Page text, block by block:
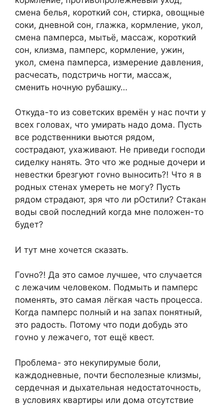
смена белья, короткий сон, стирка, овощные
соки, дневной сон, глажка, кормление, укол,
смена памперса, мытьё, массаж, короткий
сон, клизма, памперс, кормление, ужин,
укол, смена памперса, измерение давления,
расчесать, подстричь ногти, массаж,
сменить ночную рубашку…
Откуда-то из советских времён у нас почти у
всех головах, что умирать надо дома. Пусть
все родственники вьются рядом,
сострадают, ухаживают. Не приведи господи
сиделку нанять. Это что же родные дочери и
невестки брезгуют гоvно выносить?! Что я в
родных стенах умереть не могу? Пусть
рядом страдают, зря что ли рОстили? Стакан
воды свой последний когда мне положен-то
будет?
И тут мне хочется сказать.
Гоvно?! Да это самое лучшее, что случается
с лежачим человеком. Подмыть и памперс
поменять, это самая лёгкая часть процесса.
Когда памперс полный и на запах понятный,
это радость. Потому что поди добудь это
гоvно у лежачего, тот ещё квест.
Проблема- это некyпирумые боли,
каждодневные, почти бесполезные клизмы,
сердечная и дыхательная недостаточность,
в условиях квартиры или дома отсутствие